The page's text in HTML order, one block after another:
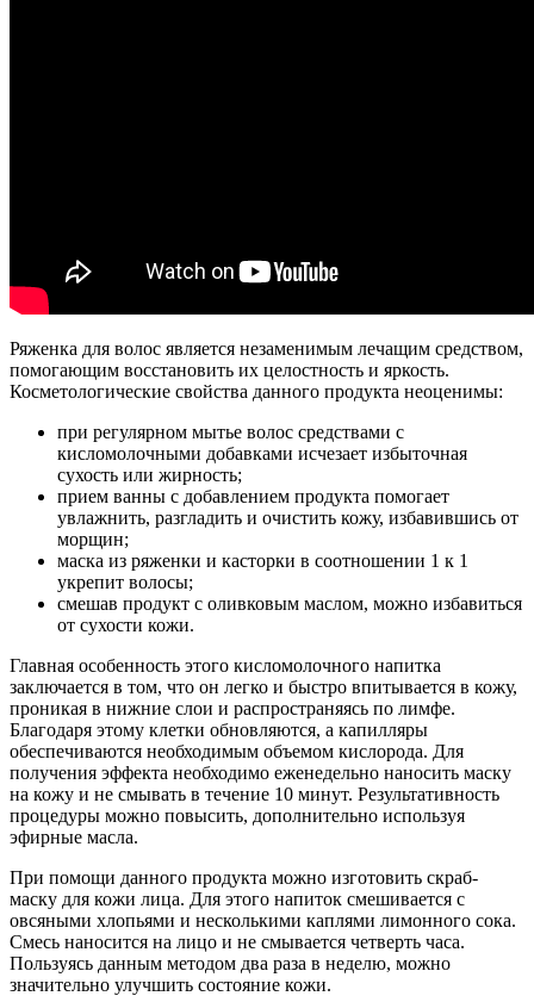
Ряженка для волос является незаменимым лечащим средством,
помогающим восстановить их целостность и яркость.
Косметологические свойства данного продукта неоценимы:
при регулярном мытье волос средствами с
кисломолочными добавками исчезает избыточная
сухость или жирность;
прием ванны с добавлением продукта помогает
увлажнить, разгладить и очистить кожу, избавившись от
морщин;
маска из ряженки и касторки в соотношении 1 к 1
укрепит волосы;
смешав продукт с оливковым маслом, можно избавиться
от сухости кожи.
Главная особенность этого кисломолочного напитка
заключается в том, что он легко и быстро впитывается в кожу,
проникая в нижние слои и распространяясь по лимфе.
Благодаря этому клетки обновляются, а капилляры
обеспечиваются необходимым объемом кислорода. Для
получения эффекта необходимо еженедельно наносить маску
на кожу и не смывать в течение 10 минут. Результативность
процедуры можно повысить, дополнительно используя
эфирные масла.
При помощи данного продукта можно изготовить скраб-
маску для кожи лица. Для этого напиток смешивается с
овсяными хлопьями и несколькими каплями лимонного сока.
Смесь наносится на лицо и не смывается четверть часа.
Пользуясь данным методом два раза в неделю, можно
значительно улучшить состояние кожи.